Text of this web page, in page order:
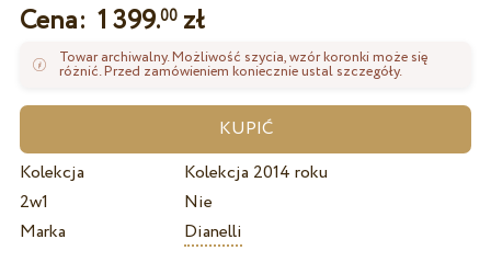
Cena: 1 399.00zł
Towar archiwalny. Możliwość szycia, wzór koronki może się
różnić. Przed zamówieniem koniecznie ustal szczegóły.
Kolekcja
Kolekcja 2014 roku
2w1
Nie
Marka
Dianelli